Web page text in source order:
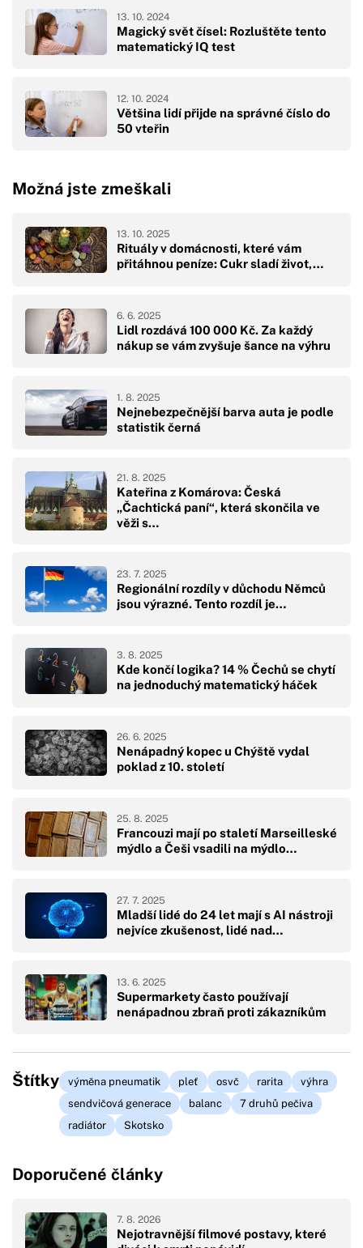
Magický svět čísel: Rozluštěte tento
matematický IQ test
13. 10. 2024
Většina lidí přijde na správné číslo do
50 vteřin
12. 10. 2024
Možná jste zmeškali
Rituály v domácnosti, které vám
přitáhnou peníze: Cukr sladí život,…
13. 10. 2025
Lidl rozdává 100 000 Kč. Za každý
nákup se vám zvyšuje šance na výhru
6. 6. 2025
Nejnebezpečnější barva auta je podle
statistik černá
1. 8. 2025
Kateřina z Komárova: Česká
„Čachtická paní“, která skončila ve
věži s…
21. 8. 2025
Regionální rozdíly v důchodu Němců
jsou výrazné. Tento rozdíl je…
23. 7. 2025
Kde končí logika? 14 % Čechů se chytí
na jednoduchý matematický háček
3. 8. 2025
Nenápadný kopec u Chýště vydal
poklad z 10. století
26. 6. 2025
Francouzi mají po staletí Marseilleské
mýdlo a Češi vsadili na mýdlo…
25. 8. 2025
Mladší lidé do 24 let mají s AI nástroji
nejvíce zkušenost, lidé nad…
27. 7. 2025
Supermarkety často používají
nenápadnou zbraň proti zákazníkům
13. 6. 2025
Štítky výměna pneumatik pleť osvč rarita
výhra
sendvičová generace
balanc
7 druhů pečiva
radiátor
Skotsko
Doporučené články
Nejotravnější filmové postavy, které
7. 8. 2026